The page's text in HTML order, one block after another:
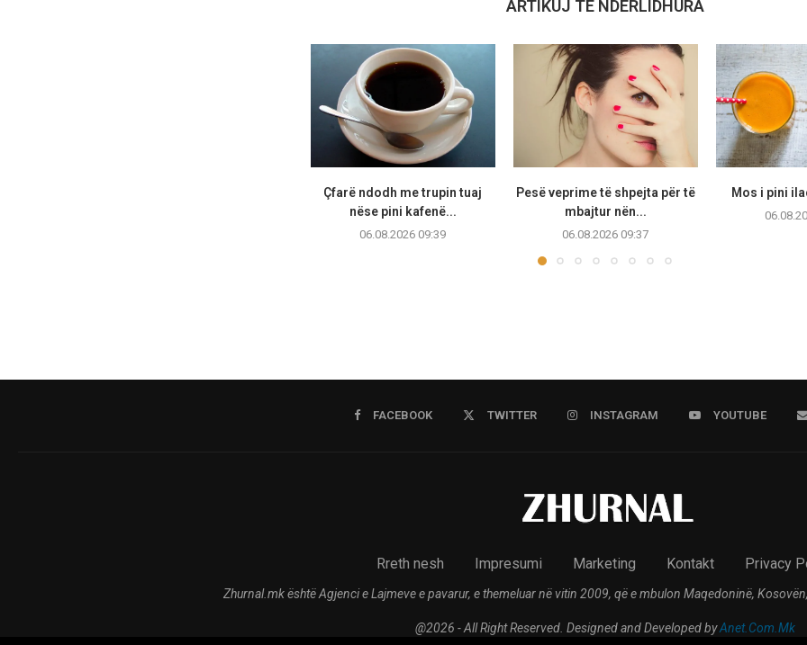
ARTIKUJ TË NDËRLIDHURA
Çfarë ndodh me trupin tuaj
nëse pini kafenë...
06.08.2026 09:39
Pesë veprime të shpejta për të
mbajtur nën...
06.08.2026 09:37
Mos i pini
FACEBOOK TWITTER INSTAGRAM YOUTUBE
Rreth nesh Impresumi Marketing Kontakt Privacy
Zhurnal.mk është Agjenci e Lajmeve e pavarur, e themeluar në vitin 2009, që e mbulon Maqedoninë,
@2026 - All Right Reserved. Designed and Developed byAnet.Com.Mk